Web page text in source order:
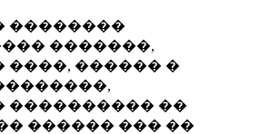
��������
�������,
����, ������ �
���������� ��
������ ��� ��